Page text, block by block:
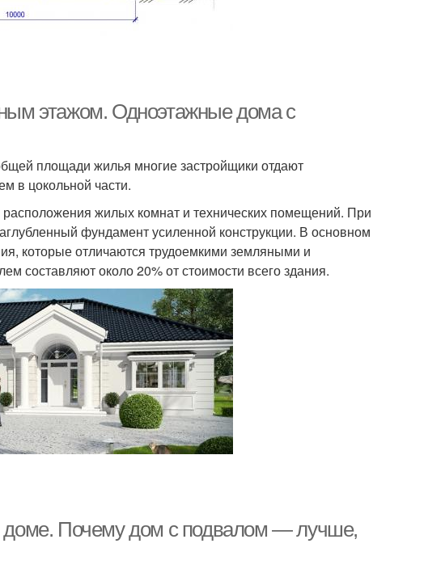
этажом. Одноэтажные дома с
площади жилья многие застройщики отдают
в цокольной части.
жилых комнат и технических помещений. При
фундамент усиленной конструкции. В основном
которые отличаются трудоемкими земляными и
составляют около 20% от стоимости всего здания.
доме. Почему дом с подвалом — лучше,